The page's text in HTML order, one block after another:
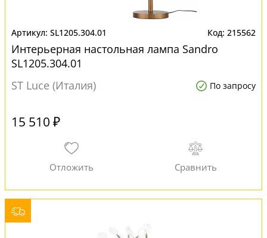
SL1205.304.01 215562
Интерьерная настольная лампа Sandro
SL1205.304.01
ST Luce (Италия)
По запросу
15 510 ₽